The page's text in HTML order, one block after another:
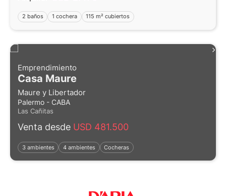
2 baños 1 cochera 115 m² cubiertos
Emprendimiento
Casa Maure
Maure y Libertador
Palermo - CABA
Las Cañitas
Venta desde USD 481.500
3 ambientes 4 ambientes Cocheras